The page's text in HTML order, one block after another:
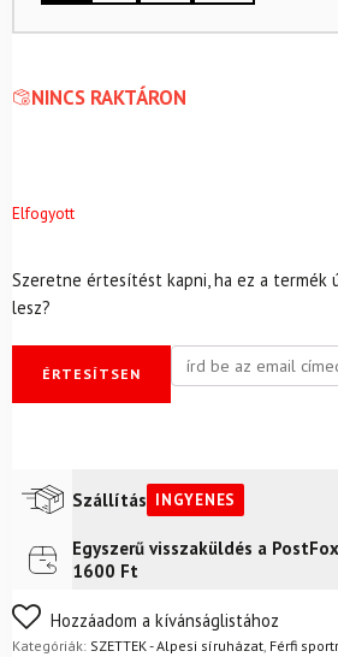
NINCS RAKTÁRON
Elfogyott
Szeretne értesítést kapni, ha ez a termék
lesz?
ÉRTESÍTSEN
Szállítás INGYENES
Futár a címreIngyenes
FoxPost
Egyszerű visszaküldés a
1600 Ft
Nem biztos a választásában? Semmi
egyszerűen visszaküldheti 14 napon
Hozzáadom a kívánságlistához
Kategóriák: SZETTEK - Alpesi síruházat, Férfi